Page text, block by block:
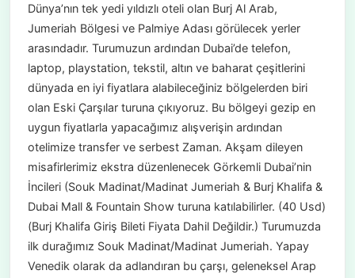
Dünya’nın tek yedi yıldızlı oteli olan Burj Al Arab,
Jumeriah Bölgesi ve Palmiye Adası görülecek yerler
arasındadır. Turumuzun ardından Dubai’de telefon,
laptop, playstation, tekstil, altın ve baharat çeşitlerini
dünyada en iyi fiyatlara alabileceğiniz bölgelerden biri
olan Eski Çarşılar turuna çıkıyoruz. Bu bölgeyi gezip en
uygun fiyatlarla yapacağımız alışverişin ardından
otelimize transfer ve serbest Zaman. Akşam dileyen
misafirlerimiz ekstra düzenlenecek Görkemli Dubai’nin
İncileri (Souk Madinat/Madinat Jumeriah & Burj Khalifa &
Dubai Mall & Fountain Show turuna katılabilirler. (40 Usd)
(Burj Khalifa Giriş Bileti Fiyata Dahil Değildir.) Turumuzda
ilk durağımız Souk Madinat/Madinat Jumeriah. Yapay
Venedik olarak da adlandıran bu çarşı, geleneksel Arap